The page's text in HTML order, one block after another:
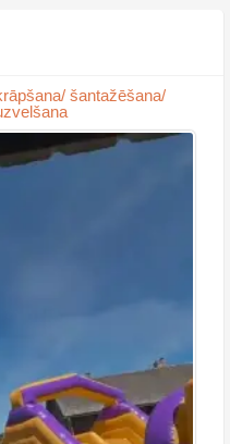
šantažēšana/